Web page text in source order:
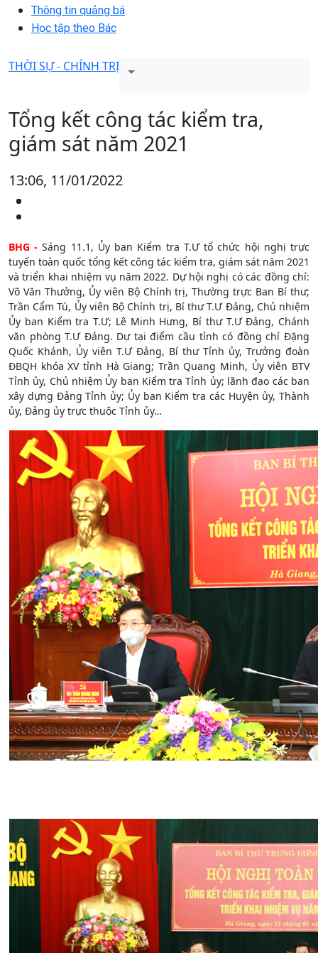
Thông tin quảng bá
Học tập theo Bác
THỜI SỰ - CHÍNH TRỊ
Tổng kết công tác kiểm tra,
giám sát năm 2021
13:06, 11/01/2022
BHG - Sáng 11.1, Ủy ban Kiểm tra T.Ư tổ chức hội nghị trực
tuyến toàn quốc tổng kết công tác kiểm tra, giám sát năm 2021
và triển khai nhiệm vụ năm 2022. Dự hội nghị có các đồng chí:
Võ Văn Thưởng, Ủy viên Bộ Chính trị, Thường trực Ban Bí thư;
Trần Cẩm Tú, Ủy viên Bộ Chính trị, Bí thư T.Ư Đảng, Chủ nhiệm
Ủy ban Kiểm tra T.Ư; Lê Minh Hưng, Bí thư T.Ư Đảng, Chánh
văn phòng T.Ư Đảng. Dự tại điểm cầu tỉnh có đồng chí Đặng
Quốc Khánh, Ủy viên T.Ư Đảng, Bí thư Tỉnh ủy, Trưởng đoàn
ĐBQH khóa XV tỉnh Hà Giang; Trần Quang Minh, Ủy viên BTV
Tỉnh ủy, Chủ nhiệm Ủy ban Kiểm tra Tỉnh ủy; lãnh đạo các ban
xây dựng Đảng Tỉnh ủy; Ủy ban Kiểm tra các Huyện ủy, Thành
ủy, Đảng ủy trực thuộc Tỉnh ủy…